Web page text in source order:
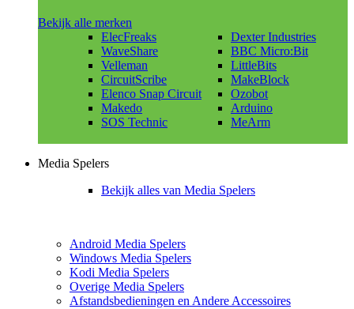
Bekijk alle merken
ElecFreaks
WaveShare
Velleman
CircuitScribe
Elenco Snap Circuit
Makedo
SOS Technic
Dexter Industries
BBC Micro:Bit
LittleBits
MakeBlock
Ozobot
Arduino
MeArm
Media Spelers
Bekijk alles van Media Spelers
Android Media Spelers
Windows Media Spelers
Kodi Media Spelers
Overige Media Spelers
Afstandsbedieningen en Andere Accessoires